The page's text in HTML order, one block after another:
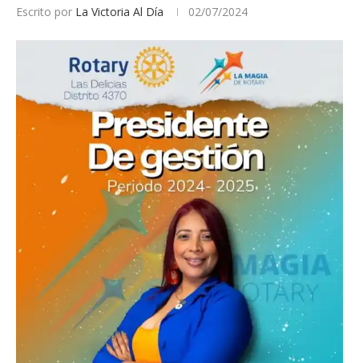
Escrito por La Victoria Al Día 02/07/2024